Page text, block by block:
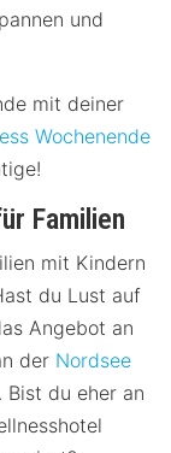
und
mit deiner
Wochenende
Familien
mit Kindern
du Lust auf
Angebot an
der Nordsee
Bist du eher an